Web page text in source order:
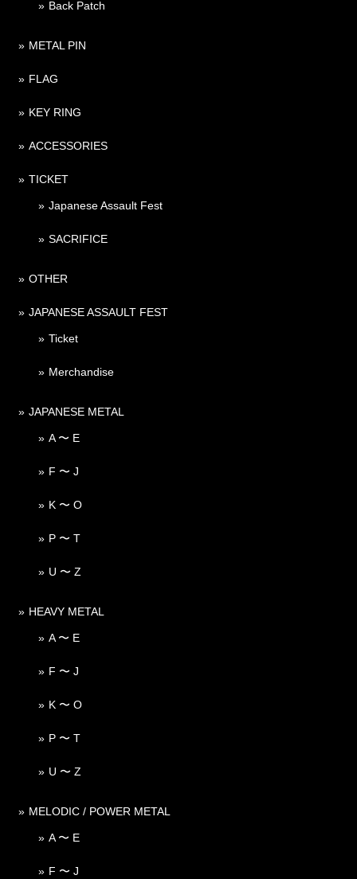
Back Patch
METAL PIN
FLAG
KEY RING
ACCESSORIES
TICKET
Japanese Assault Fest
SACRIFICE
OTHER
JAPANESE ASSAULT FEST
Ticket
Merchandise
JAPANESE METAL
A 〜 E
F 〜 J
K 〜 O
P 〜 T
U 〜 Z
HEAVY METAL
A 〜 E
F 〜 J
K 〜 O
P 〜 T
U 〜 Z
MELODIC / POWER METAL
A 〜 E
F 〜 J